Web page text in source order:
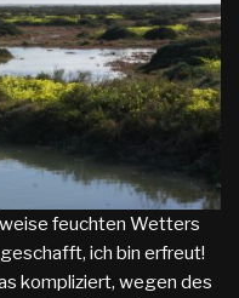
feuchten Wetters
ich bin erfreut!
kompliziert, wegen des